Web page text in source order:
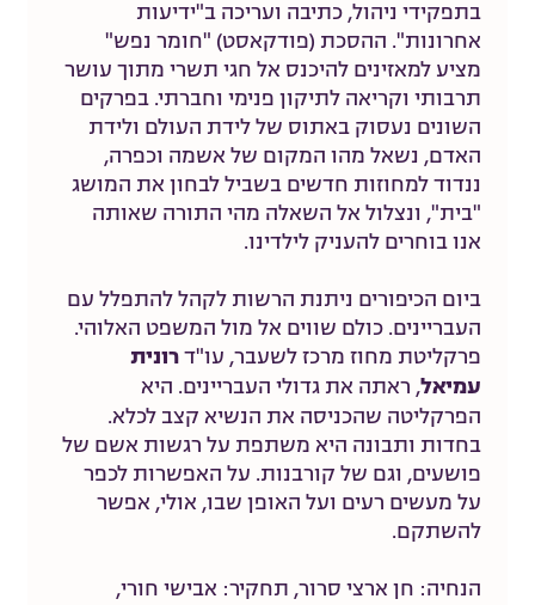
בתפקידי ניהול, כתיבה ועריכה ב"ידיעות
אחרונות". ההסכת (פודקאסט) "חומר נפש"
מציע למאזינים להיכנס אל חגי תשרי מתוך עושר
תרבותי וקריאה לתיקון פנימי וחברתי. בפרקים
השונים נעסוק באתוס של לידת העולם ולידת
האדם, נשאל מהו המקום של אשמה וכפרה,
ננדוד למחוזות חדשים בשביל לבחון את המושג
"בית", ונצלול אל השאלה מהי התורה שאותה
אנו בוחרים להעניק לילדינו.
ביום הכיפורים ניתנת הרשות לקהל להתפלל עם
העבריינים. כולם שווים אל מול המשפט האלוהי.
פרקליטת מחוז מרכז לשעבר, עו"דרונית
עמיאל, ראתה את גדולי העבריינים. היא
הפרקליטה שהכניסה את הנשיא קצב לכלא.
בחדות ותבונה היא משתפת על רגשות אשם של
פושעים, וגם של קורבנות. על האפשרות לכפר
על מעשים רעים ועל האופן שבו, אולי, אפשר
להשתקם.
הנחיה: חן ארצי סרור, תחקיר: אבישי חורי,